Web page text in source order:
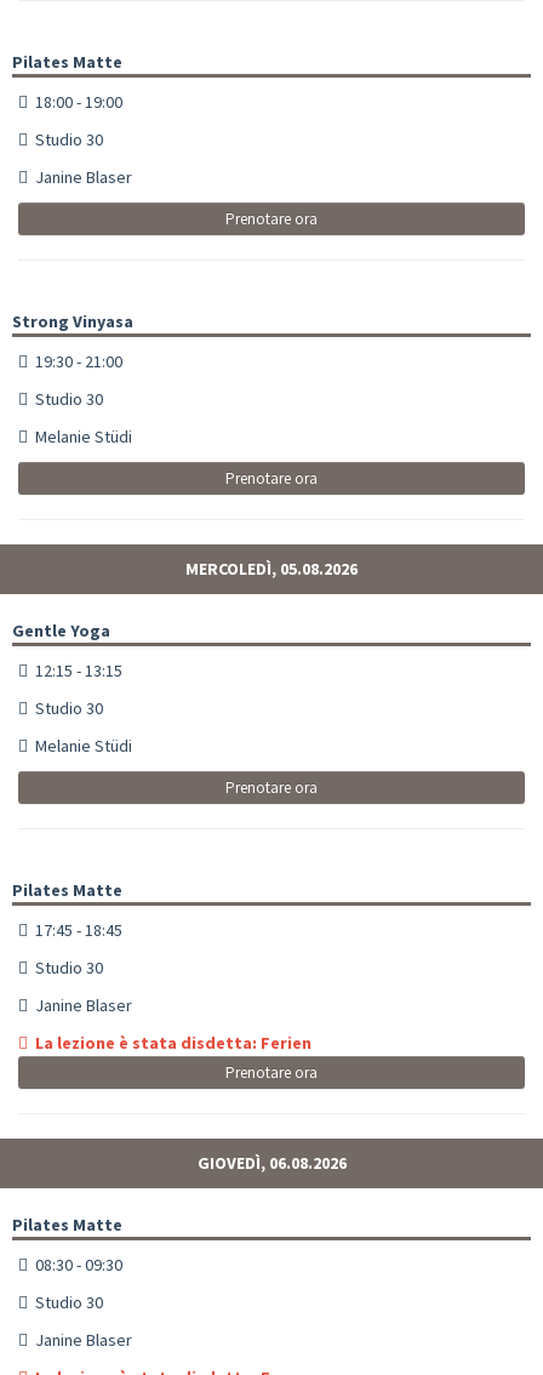
Pilates Matte
18:00 - 19:00
Studio 30
Janine Blaser
Prenotare ora
Strong Vinyasa
19:30 - 21:00
Studio 30
Melanie Stüdi
Prenotare ora
MERCOLEDÌ, 05.08.2026
Gentle Yoga
12:15 - 13:15
Studio 30
Melanie Stüdi
Prenotare ora
Pilates Matte
17:45 - 18:45
Studio 30
Janine Blaser
La lezione è stata disdetta: Ferien
Prenotare ora
GIOVEDÌ, 06.08.2026
Pilates Matte
08:30 - 09:30
Studio 30
Janine Blaser